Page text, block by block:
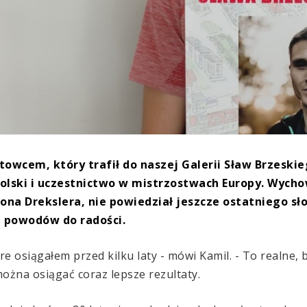
który trafił do naszej Galerii Sław
i uczestnictwo w mistrzostwach Europy.
Drekslera, nie powiedział jeszcze ostatniego
do radości.
osiągałem przed kilku laty - mówi Kamil. - To realne,
osiągać coraz lepsze rezultaty.